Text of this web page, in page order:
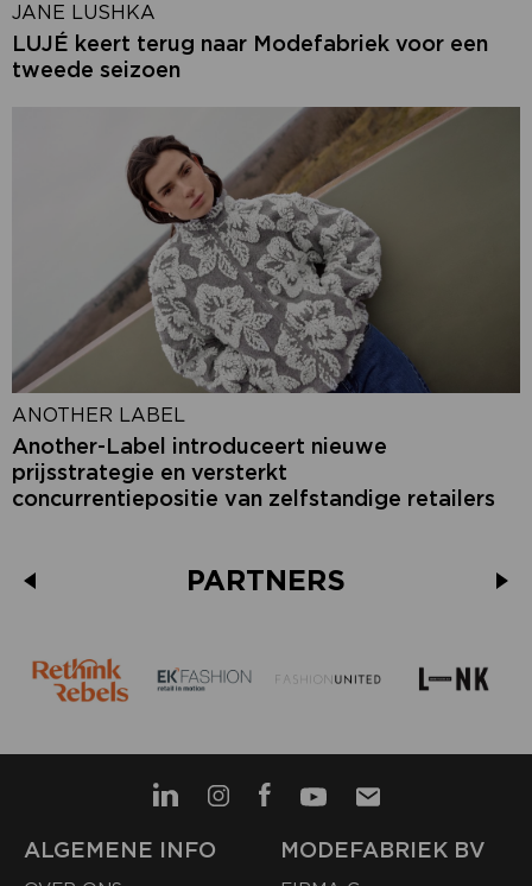
JANE LUSHKA
LUJÉ keert terug naar Modefabriek voor een
tweede seizoen
ANOTHER LABEL
Another-Label introduceert nieuwe
prijsstrategie en versterkt
concurrentiepositie van zelfstandige retailers
PARTNERS
ALGEMENE INFO MODEFABRIEK BV